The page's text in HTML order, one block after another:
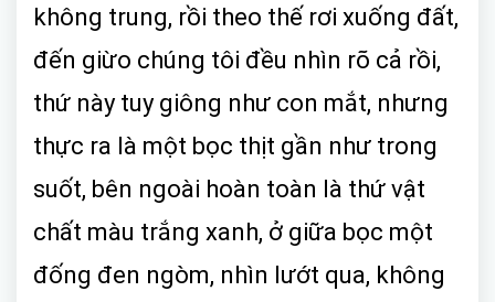
không trung, rồi theo thế rơi xuống đất,
đến giừo chúng tôi đều nhìn rõ cả rồi,
thứ này tuy giông như con mắt, nhưng
thực ra là một bọc thịt gần như trong
suốt, bên ngoài hoàn toàn là thứ vật
chất màu trắng xanh, ở giữa bọc một
đống đen ngòm, nhìn lướt qua, không